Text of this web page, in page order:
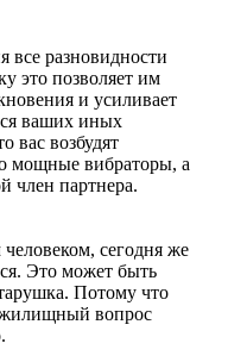
все разновидности
это позволяет им
и усиливает
ваших иных
вас возбудят
мощные вибраторы, а
член партнера.
сегодня же
Это может быть
Потому что
жилищный вопрос